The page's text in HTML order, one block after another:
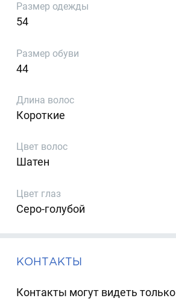
Размер одежды
54
Размер обуви
44
Длина волос
Короткие
Цвет волос
Шатен
Цвет глаз
Серо-голубой
КОНТАКТЫ
Контакты могут видеть только